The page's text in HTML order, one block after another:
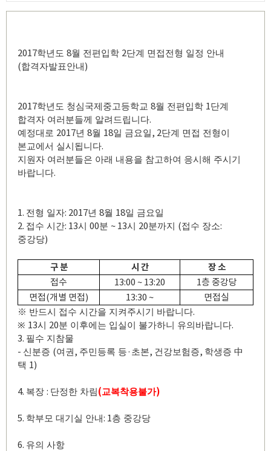
2017학년도 8월 전편입학 2단계 면접전형 일정 안내
(합격자발표안내 )
2017학년도 청심국제중고등학교 8월 전편입학 1단계
합격자 여러분들께 알려드립니다.
예정대로 2017년 8월 18일 금요일, 2단계 면접 전형이
본교에서 실시됩니다.
지원자 여러분들은 아래 내용을 참고하여 응시해 주시기
바랍니다.
1. 전형 일자: 2017년 8월 18일 금요일
2. 접수 시간: 13시 00분 ~ 13시 20분까지 (접수 장소:
중강당)
구 분 시 간
장 소
접수
13:00 ~ 13:20 1층 중강당
면접(개별 면접) 13:30 ~ 면접실
※ 반드시 접수 시간을 지켜주시기 바랍니다.
※ 13시 20분 이후에는 입실이 불가하니 유의바랍니다.
3. 필수 지참물
- 신분증 (여권 , 주민등록 등· 초본, 건강보험증, 학생증 中
택 1)
4. 복장 : 단정한 차림(교복착용불가)
5. 학부모 대기실 안내: 1층 중강당
6. 유의 사항